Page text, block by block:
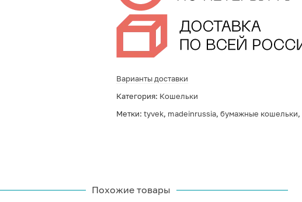
Варианты доставки
Категория: Кошельки
Метки: tyvek, madeinrussia, бумажные кошельки,
Похожие товары